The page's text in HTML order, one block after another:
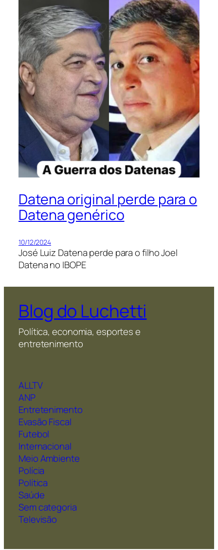
Datena original perde para o
Datena genérico
10/12/2024
José Luiz Datena perde para o filho Joel
Datena no IBOPE
Blog do Luchetti
Política, economia, esportes e
entretenimento
ALLTV
ANP
Entretenimento
Evasão Fiscal
Futebol
Internacional
Meio Ambiente
Polícia
Política
Saúde
Sem categoria
Televisão